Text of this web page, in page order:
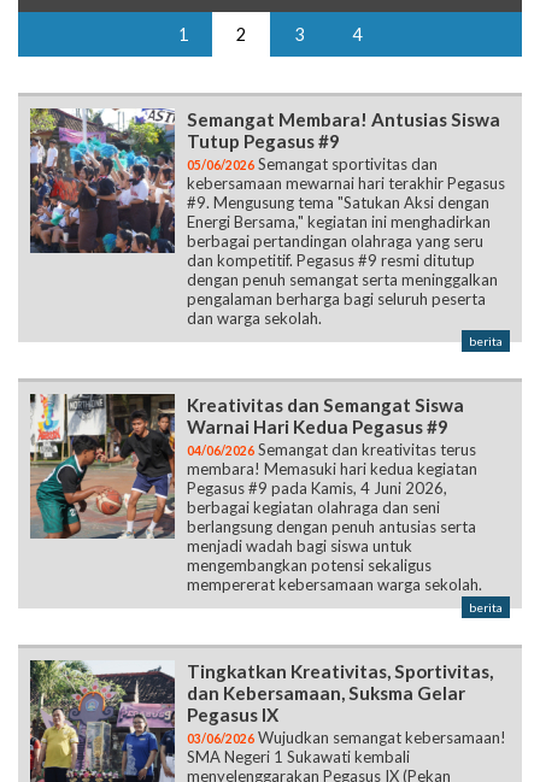
1 2 3 4
Semangat Membara! Antusias Siswa
Tutup Pegasus #9
05/06/2026 Semangat sportivitas dan
kebersamaan mewarnai hari terakhir Pegasus
#9. Mengusung tema "Satukan Aksi dengan
Energi Bersama," kegiatan ini menghadirkan
berbagai pertandingan olahraga yang seru
dan kompetitif. Pegasus #9 resmi ditutup
dengan penuh semangat serta meninggalkan
pengalaman berharga bagi seluruh peserta
dan warga sekolah.
berita
Kreativitas dan Semangat Siswa
Warnai Hari Kedua Pegasus #9
04/06/2026 Semangat dan kreativitas terus
membara! Memasuki hari kedua kegiatan
Pegasus #9 pada Kamis, 4 Juni 2026,
berbagai kegiatan olahraga dan seni
berlangsung dengan penuh antusias serta
menjadi wadah bagi siswa untuk
mengembangkan potensi sekaligus
mempererat kebersamaan warga sekolah.
berita
Tingkatkan Kreativitas, Sportivitas,
dan Kebersamaan, Suksma Gelar
Pegasus IX
03/06/2026 Wujudkan semangat kebersamaan!
SMA Negeri 1 Sukawati kembali
menyelenggarakan Pegasus IX (Pekan